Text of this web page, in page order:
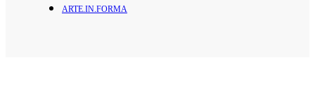
ARTE.IN.FORMA